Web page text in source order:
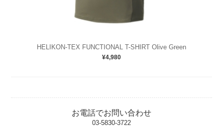
HELIKON-TEX FUNCTIONAL T-SHIRT Olive Green
¥4,980
お電話でお問い合わせ
03-5830-3722